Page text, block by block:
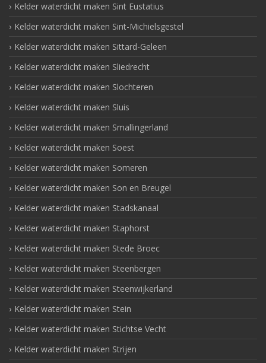
Kelder waterdicht maken Sint Eustatius
Kelder waterdicht maken Sint-Michielsgestel
Kelder waterdicht maken Sittard-Geleen
Kelder waterdicht maken Sliedrecht
Kelder waterdicht maken Slochteren
Kelder waterdicht maken Sluis
Kelder waterdicht maken Smallingerland
Kelder waterdicht maken Soest
Kelder waterdicht maken Someren
Kelder waterdicht maken Son en Breugel
Kelder waterdicht maken Stadskanaal
Kelder waterdicht maken Staphorst
Kelder waterdicht maken Stede Broec
Kelder waterdicht maken Steenbergen
Kelder waterdicht maken Steenwijkerland
Kelder waterdicht maken Stein
Kelder waterdicht maken Stichtse Vecht
Kelder waterdicht maken Strijen